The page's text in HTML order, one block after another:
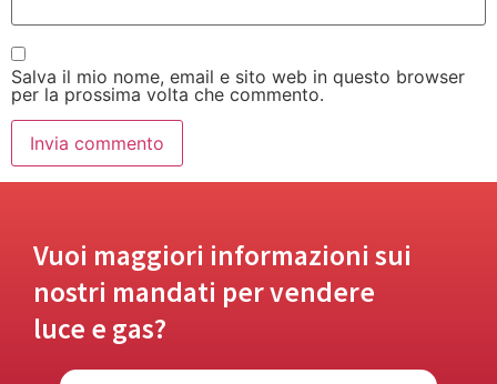
Salva il mio nome, email e sito web in questo browser
per la prossima volta che commento.
Vuoi maggiori informazioni sui
nostri mandati per vendere
luce e gas?